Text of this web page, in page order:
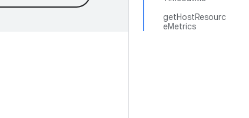
getHostResourc
eMetrics